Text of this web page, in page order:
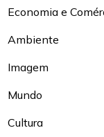
Economia e
Ambiente
Imagem
Mundo
Cultura